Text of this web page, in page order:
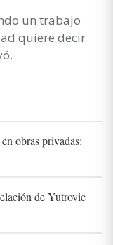
un trabajo
quiere decir
obras privadas:
de Yutrovic